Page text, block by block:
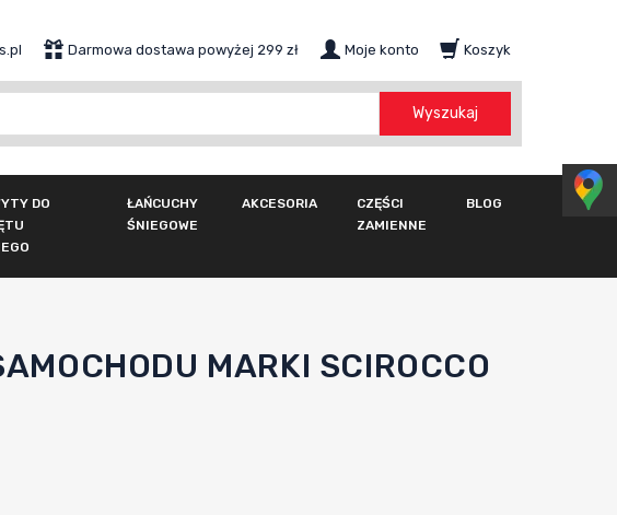
Darmowa dostawa powyżej 299 zł Moje konto Koszyk
Wyszukaj
DO
ŁAŃCUCHY
ŚNIEGOWE
AKCESORIA
CZĘŚCI
ZAMIENNE
BLOG
MARKI SCIROCCO